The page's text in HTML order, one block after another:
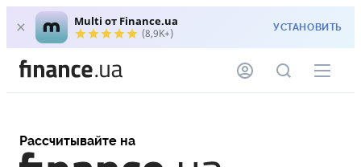
Multi от Finance.ua
(8,9K+) УСТАНОВИТЬ
Рассчитывайте на